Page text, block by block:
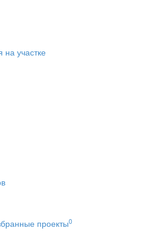
участке
проекты0